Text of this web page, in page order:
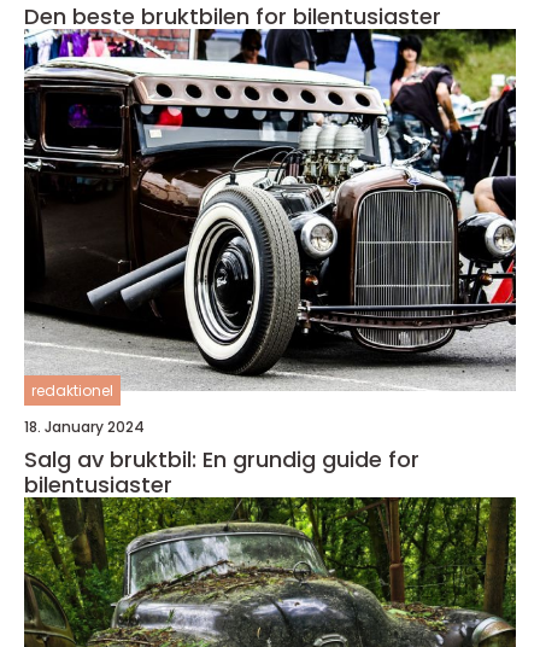
Den beste bruktbilen for bilentusiaster
redaktionel
18. January 2024
Salg av bruktbil: En grundig guide for
bilentusiaster